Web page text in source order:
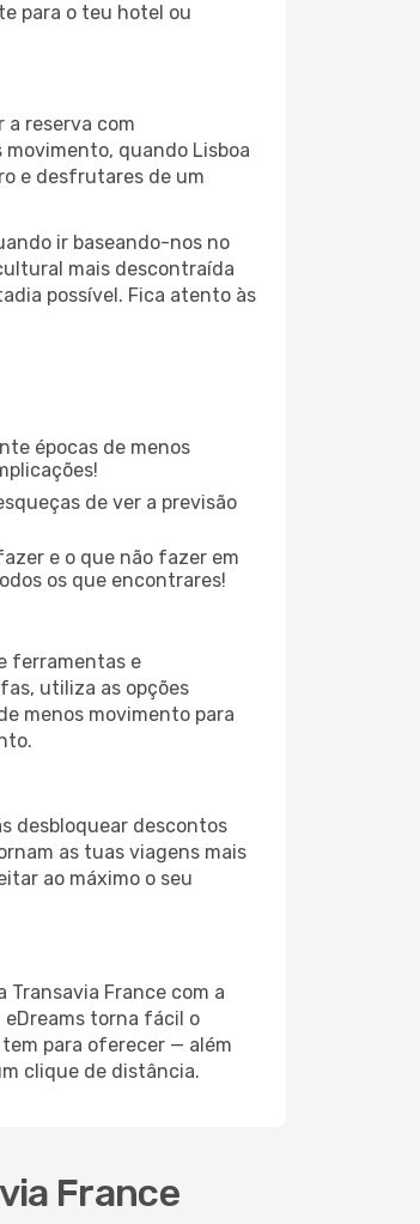
para o teu hotel ou
a reserva com
quando Lisboa
e desfrutares de um
ir baseando-nos no
mais descontraída
possível. Fica atento às
épocas de menos
de ver a previsão
e o que não fazer em
os que encontrares!
ferramentas e
utiliza as opções
menos movimento para
desbloquear descontos
as tuas viagens mais
ao máximo o seu
France com a
torna fácil o
para oferecer — além
clique de distância.
France